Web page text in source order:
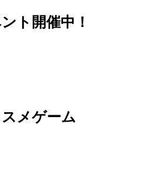
ト開催中！
メゲーム